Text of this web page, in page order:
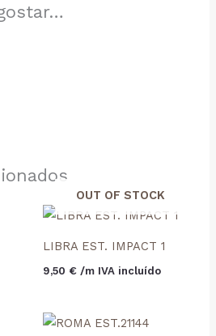
OUT OF STOCK
LIBRA EST. IMPACT 1
9,50 € /m IVA incluído